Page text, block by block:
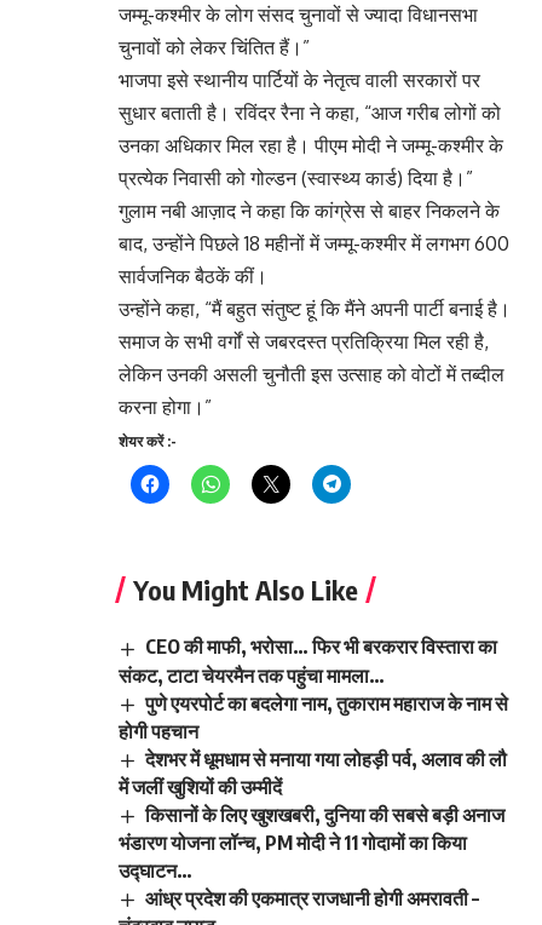
जम्मू-कश्मीर के लोग संसद चुनावों से ज्यादा विधानसभा
चुनावों को लेकर चिंतित हैं।”
भाजपा इसे स्थानीय पार्टियों के नेतृत्व वाली सरकारों पर
सुधार बताती है। रविंदर रैना ने कहा, “आज गरीब लोगों को
उनका अधिकार मिल रहा है। पीएम मोदी ने जम्मू-कश्मीर के
प्रत्येक निवासी को गोल्डन (स्वास्थ्य कार्ड) दिया है।”
गुलाम नबी आज़ाद ने कहा कि कांग्रेस से बाहर निकलने के
बाद, उन्होंने पिछले 18 महीनों में जम्मू-कश्मीर में लगभग 600
सार्वजनिक बैठकें कीं।
उन्होंने कहा, “मैं बहुत संतुष्ट हूं कि मैंने अपनी पार्टी बनाई है।
समाज के सभी वर्गों से जबरदस्त प्रतिक्रिया मिल रही है,
लेकिन उनकी असली चुनौती इस उत्साह को वोटों में तब्दील
करना होगा।”
शेयर करें :-
You Might Also Like
CEO की माफी, भरोसा… फिर भी बरकरार विस्तारा का
संकट, टाटा चेयरमैन तक पहुंचा मामला…
पुणे एयरपोर्ट का बदलेगा नाम, तुकाराम महाराज के नाम से
होगी पहचान
देशभर में धूमधाम से मनाया गया लोहड़ी पर्व, अलाव की लौ
में जलीं खुशियों की उम्मीदें
किसानों के लिए खुशखबरी, दुनिया की सबसे बड़ी अनाज
भंडारण योजना लॉन्च, PM मोदी ने 11 गोदामों का किया
उद्घाटन…
आंध्र प्रदेश की एकमात्र राजधानी होगी अमरावती –